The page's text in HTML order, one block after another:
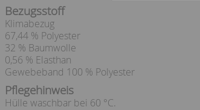
Bezugsstoff
Klimabezug
67,44 % Polyester
32 % Baumwolle
0,56 % Elasthan
Gewebeband 100 % Polyester
Pflegehinweis
Hülle waschbar bei 60 °C.